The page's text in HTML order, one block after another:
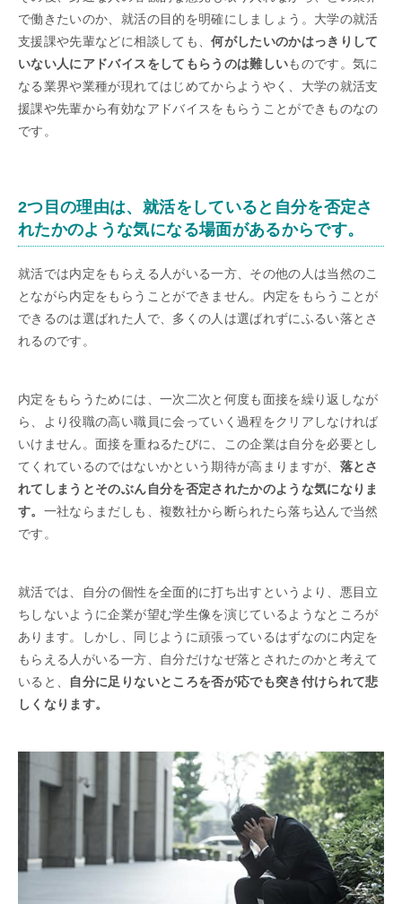
で働きたいのか、就活の目的を明確にしましょう。大学の就活
支援課や先輩などに相談しても、何がしたいのかはっきりして
いない人にアドバイスをしてもらうのは難しいものです。気に
なる業界や業種が現れてはじめてからようやく、大学の就活支
援課や先輩から有効なアドバイスをもらうことができものなの
です。
2つ目の理由は、就活をしていると自分を否定さ
れたかのような気になる場面があるからです。
就活では内定をもらえる人がいる一方、その他の人は当然のこ
とながら内定をもらうことができません。内定をもらうことが
できるのは選ばれた人で、多くの人は選ばれずにふるい落とさ
れるのです。
内定をもらうためには、一次二次と何度も面接を繰り返しなが
ら、より役職の高い職員に会っていく過程をクリアしなければ
いけません。面接を重ねるたびに、この企業は自分を必要とし
てくれているのではないかという期待が高まりますが、 落とさ
れてしまうとそのぶん自分を否定されたかのような気になりま
す。 一社ならまだしも、複数社から断られたら落ち込んで当然
です。
就活では、自分の個性を全面的に打ち出すというより、悪目立
ちしないように企業が望む学生像を演じているようなところが
あります。しかし、同じように頑張っているはずなのに内定を
もらえる人がいる一方、自分だけなぜ落とされたのかと考えて
いると、 自分に足りないところを否が応でも突き付けられて悲
しくなります。